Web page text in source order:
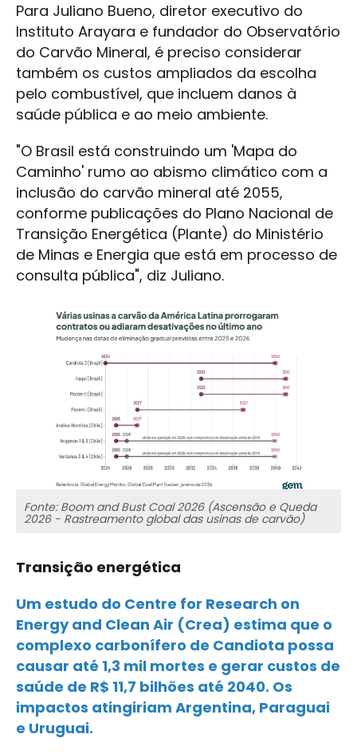
Para Juliano Bueno, diretor executivo do
Instituto Arayara e fundador do Observatório
do Carvão Mineral, é preciso considerar
também os custos ampliados da escolha
pelo combustível, que incluem danos à
saúde pública e ao meio ambiente.
"O Brasil está construindo um 'Mapa do
Caminho' rumo ao abismo climático com a
inclusão do carvão mineral até 2055,
conforme publicações do Plano Nacional de
Transição Energética (Plante) do Ministério
de Minas e Energia que está em processo de
consulta pública", diz Juliano.
Fonte: Boom and Bust Coal 2026 (Ascensão e Queda
2026 - Rastreamento global das usinas de carvão)
Transição energética
Um estudo do Centre for Research on
Energy and Clean Air (Crea) estima que o
complexo carbonífero de Candiota possa
causar até 1,3 mil mortes e gerar custos de
saúde de R$ 11,7 bilhões até 2040. Os
impactos atingiriam Argentina, Paraguai
e Uruguai.